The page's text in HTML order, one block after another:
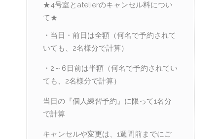
★4号室とatelierのキャンセル料につい
て★
・当日・前日は全額（何名で予約されて
いても、2名様分で計算）
・2～6日前は半額（何名で予約されてい
ても、2名様分で計算）
当日の『個人練習予約』に限って1名分
で計算
キャンセルや変更は、1週間前までにご